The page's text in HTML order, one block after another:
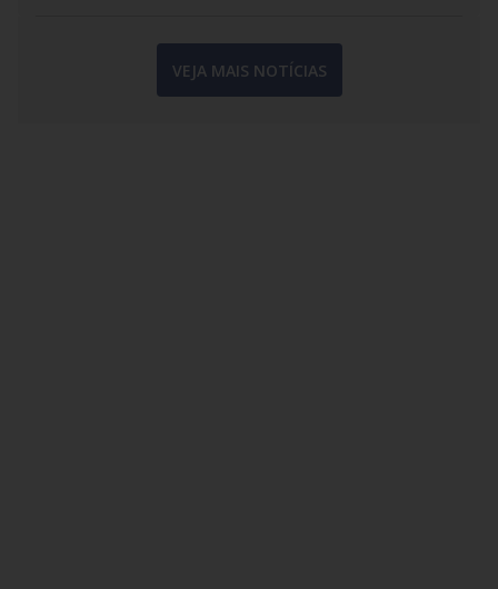
VEJA MAIS NOTÍCIAS